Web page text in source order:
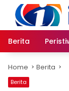
content
Berita
Home Berita
Berita